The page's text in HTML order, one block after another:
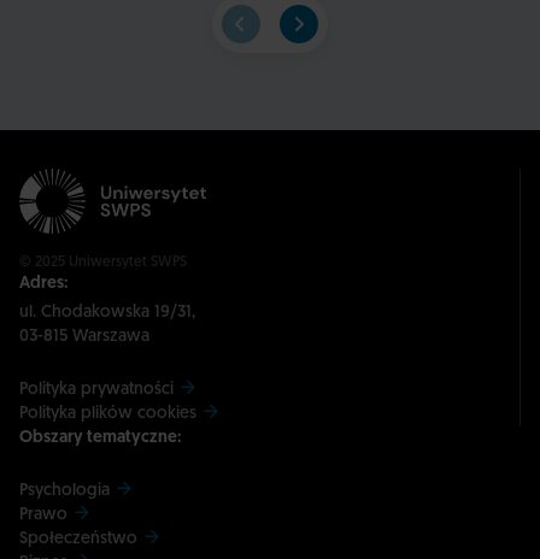
© 2025 Uniwersytet SWPS
Adres:
ul. Chodakowska 19/31,
03-815 Warszawa
Polityka prywatności
Polityka plików cookies
Obszary tematyczne:
Psychologia
Prawo
Społeczeństwo